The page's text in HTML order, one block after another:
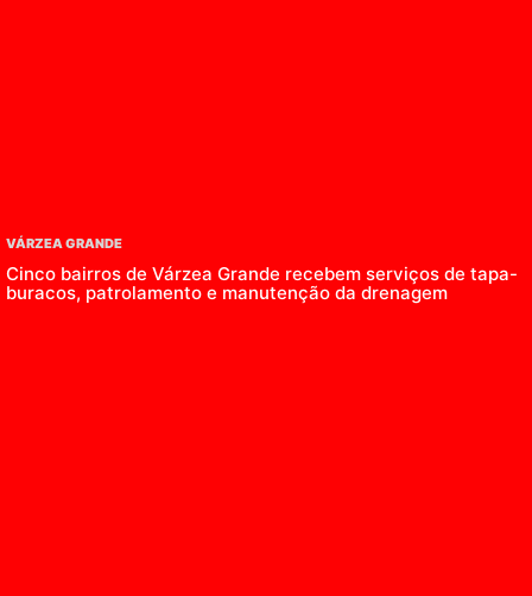
VÁRZEA GRANDE
Cinco bairros de Várzea Grande recebem serviços de tapa-
buracos, patrolamento e manutenção da drenagem